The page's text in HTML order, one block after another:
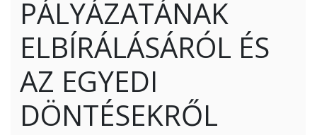
PÁLYÁZATÁNAK
ELBÍRÁLÁSÁRÓL ÉS
AZ EGYEDI
DÖNTÉSEKRŐL